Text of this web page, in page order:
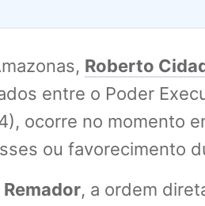
Roberto
entre o Poder
ocorre no momento
ou favorecimento
, a ordem